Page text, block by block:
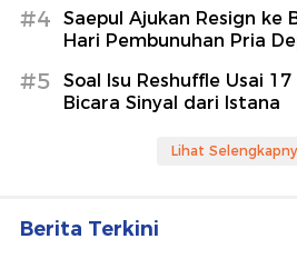
#4
Saepul Ajukan Resign ke
Hari Pembunuhan Pria
#5
Soal Isu Reshuffle Usai
Bicara Sinyal dari Istana
Lihat
Berita Terkini